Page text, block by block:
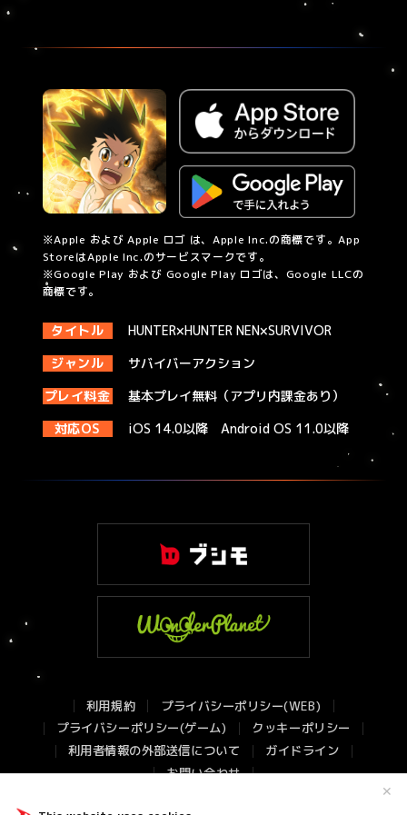
✕
※Apple および Apple ロゴ は、Apple Inc.の商標です。App
StoreはApple Inc.のサービスマークです。
※Google Play および Google Play ロゴは、Google LLCの
商標です。
タイトル
HUNTER×HUNTER NEN×SURVIVOR
ジャンル
サバイバーアクション
プレイ料金
基本プレイ無料（アプリ内課金あり）
対応OS
iOS 14.0以降 Android OS 11.0以降
利用規約
プライバシーポリシー(WEB)
プライバシーポリシー(ゲーム)
クッキーポリシー
利用者情報の外部送信について
ガイドライン
お問い合わせ